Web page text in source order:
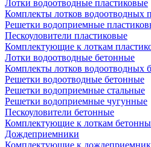
Лотки водоотводные пластиковые
Комплекты лотков водоотводных
Решетки водоприемные
Пескоуловители пластиковые
Комплектующие к лоткам
Лотки водоотводные бетонные
Комплекты лотков водоотводных
Решетки водоотводные бетонные
Решетки водоприемные стальные
Решетки водоприемные чугунные
Пескоуловители бетонные
Комплектующие к лоткам
Дождеприемники
Комплектующие к